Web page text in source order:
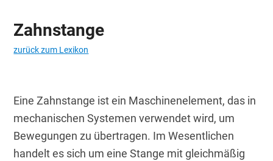
Zahnstange
zurück zum Lexikon
Eine Zahnstange ist ein Maschinenelement, das in
mechanischen Systemen verwendet wird, um
Bewegungen zu übertragen. Im Wesentlichen
handelt es sich um eine Stange mit gleichmäßig